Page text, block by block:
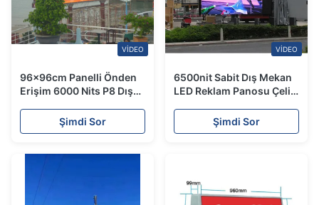
VIDEO
96x96cm Panelli Önden
Erişim 6000 Nits P8 Dış
Şimdi Sor
VIDEO
6500nit Sabit Dış Mekan
LED Reklam Panosu Çelik
Arka ErişimŞimdi Sor